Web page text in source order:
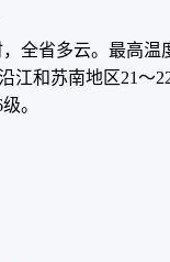
全省多云。最高温
江和苏南地区21
。